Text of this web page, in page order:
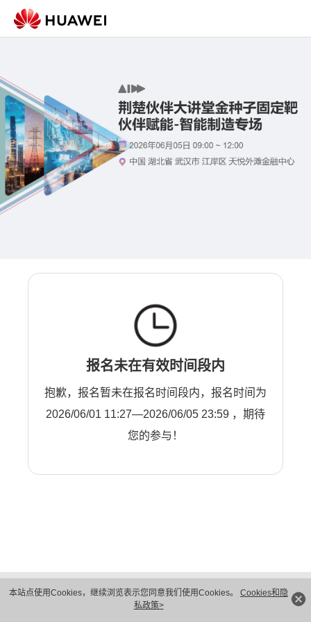
本站点使用Cookies，继续浏览表示您同意我们使用Cookies。 Cookies和隐
私政策>
报名未在有效时间段内
抱歉，报名暂未在报名时间段内，报名时间为
2026/06/01 11:27—2026/06/05 23:59 ，期待
您的参与！
隐私保护
法律声明